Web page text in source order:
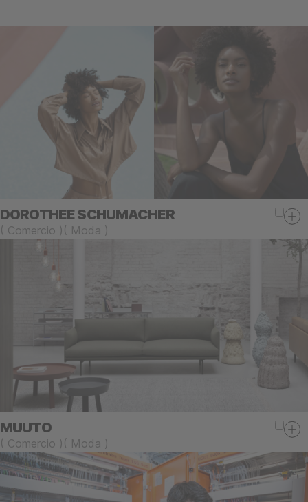
DOROTHEE SCHUMACHER
( Comercio ) ( Moda )
MUUTO
( Comercio ) ( Moda )